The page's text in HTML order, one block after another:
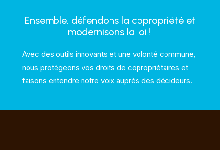
Ensemble, défendons la copropriété et
modernisons la loi !
Avec des outils innovants et une volonté commune,
nous protégeons vos droits de copropriétaires et
faisons entendre notre voix auprès des décideurs.